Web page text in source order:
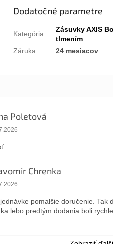
Dodatočné parametre
Kategória:
Zásuvky AXIS
tlmením
Záruka: 24 mesiacov
Poletová
obchodu je 5 z 5
Chrenka
obchodu je 5 z 5
pomalšie doručenie. Tak
lebo predtým dodania boli rychle